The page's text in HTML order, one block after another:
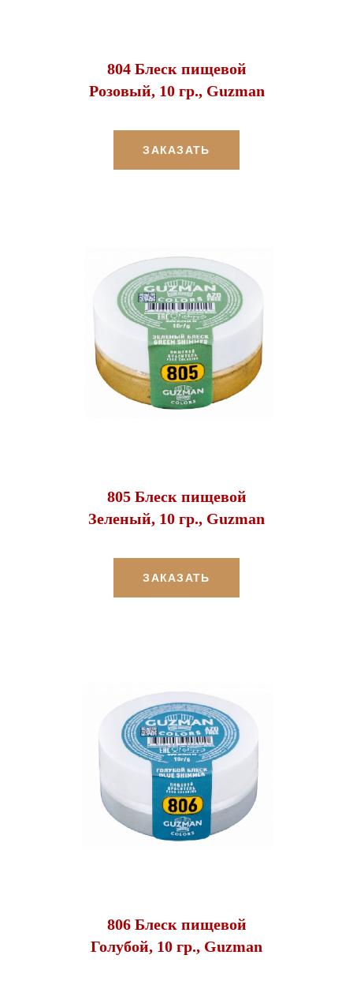
804 Блеск пищевой
Розовый, 10 гр., Guzman
ЗАКАЗАТЬ
805 Блеск пищевой
Зеленый, 10 гр., Guzman
ЗАКАЗАТЬ
806 Блеск пищевой
Голубой, 10 гр., Guzman